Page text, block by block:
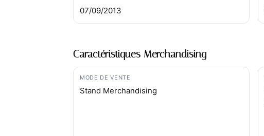
07/09/2013
Caractéristiques Merchandising
MODE DE VENTE
Stand Merchandising